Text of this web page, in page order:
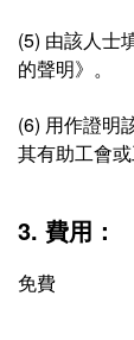
(5) 由該人士
的聲明》。
(6) 用作證明
其有助工會
3. 費用：
免費